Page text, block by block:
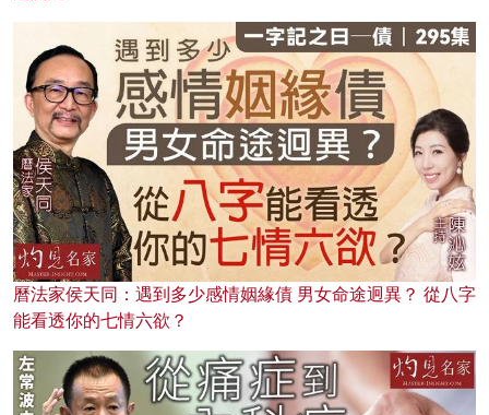
曆法家侯天同：遇到多少感情姻緣債 男女命途迥異？ 從八字
能看透你的七情六欲？